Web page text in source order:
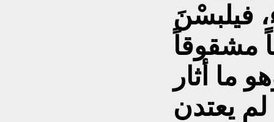
فيلبسْنَ
مشقوقاً
ما أثار
لم يعتدن